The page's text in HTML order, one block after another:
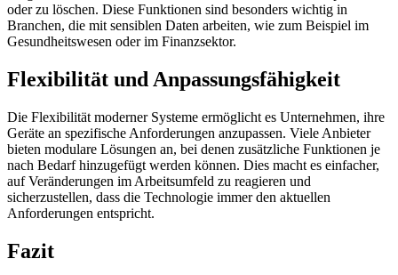
oder zu löschen. Diese Funktionen sind besonders wichtig in
Branchen, die mit sensiblen Daten arbeiten, wie zum Beispiel im
Gesundheitswesen oder im Finanzsektor.
Flexibilität und Anpassungsfähigkeit
Die Flexibilität moderner Systeme ermöglicht es Unternehmen, ihre
Geräte an spezifische Anforderungen anzupassen. Viele Anbieter
bieten modulare Lösungen an, bei denen zusätzliche Funktionen je
nach Bedarf hinzugefügt werden können. Dies macht es einfacher,
auf Veränderungen im Arbeitsumfeld zu reagieren und
sicherzustellen, dass die Technologie immer den aktuellen
Anforderungen entspricht.
Fazit